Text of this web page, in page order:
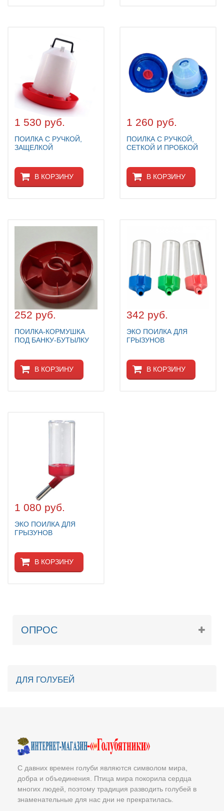
1 530 руб.
ПОИЛКА С РУЧКОЙ,
ЗАЩЕЛКОЙ
В КОРЗИНУ
1 260 руб.
ПОИЛКА С РУЧКОЙ,
СЕТКОЙ И ПРОБКОЙ
В КОРЗИНУ
252 руб.
ПОИЛКА-КОРМУШКА
ПОД БАНКУ-БУТЫЛКУ
В КОРЗИНУ
342 руб.
ЭКО ПОИЛКА ДЛЯ
ГРЫЗУНОВ
В КОРЗИНУ
1 080 руб.
ЭКО ПОИЛКА ДЛЯ
ГРЫЗУНОВ
В КОРЗИНУ
ОПРОС
ДЛЯ ГОЛУБЕЙ
С давних времен голуби являются символом мира,
добра и объединения. Птица мира покорила сердца
многих людей, поэтому традиция разводить голубей в
знаменательные для нас дни не прекратилась.